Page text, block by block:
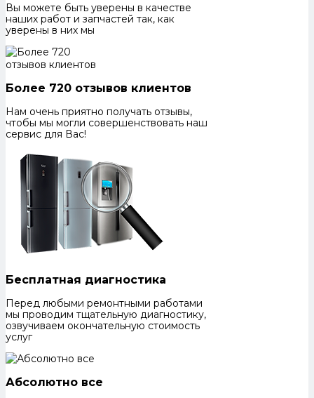
Вы можете быть уверены в качестве
наших работ и запчастей так, как
уверены в них мы
Более 720 отзывов клиентов
Нам очень приятно получать отзывы,
чтобы мы могли совершенствовать наш
сервис для Вас!
Бесплатная диагностика
Перед любыми ремонтными работами
мы проводим тщательную диагностику,
озвучиваем окончательную стоимость
услуг
Абсолютно все